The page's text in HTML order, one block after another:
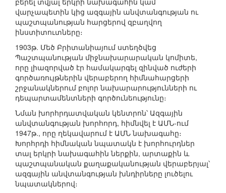
վարչապետին կից ազգային անվտանգության ու
պաշտպանության հարցերով զբաղվող
ինստիտուտները։
1903թ. Մեծ Բրիտանիայում ստեղծվեց
Պաշտպանության միջնախարարական կոմիտե,
որը լիազորված էր համակարգել զինված ուժերի
գործառույթներին վերաբերող հիմնահարցերի
շրջանակներում բոլոր նախարարությունների ու
դեպարտամենտների գործունեությունը։
Նման խորհրդատվական կենտրոն՝ Ազգային
անվտանգության խորհորդ, հիմնվել է ԱՄՆ-ում
1947թ., որը ղեկավարում է ԱՄՆ նախագահը։
Խորհրդի հիմնական նպատակն է խորհուրդներ
տալ երկրի նախագահին ներքին, արտաքին և
պաշտպանական քաղաքականության վերաբերյալ՝
ազգային անվտանգության խնդիրները լուծելու
նպատակներով։